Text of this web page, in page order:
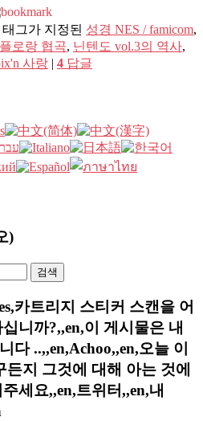
태그가 지정된 성경 NES / famicom,
플로랑 협곡, 닌텐도 vol.3의 역사,
사랑 | 4 답글
)
카트리지 스티커 스캔을 어
니까?,,en,이 게시물은 내
다 ..,,en,Achoo,,en,오늘 이
지 그것에 대해 아는 것에
세요,,en,트위터,,en,내